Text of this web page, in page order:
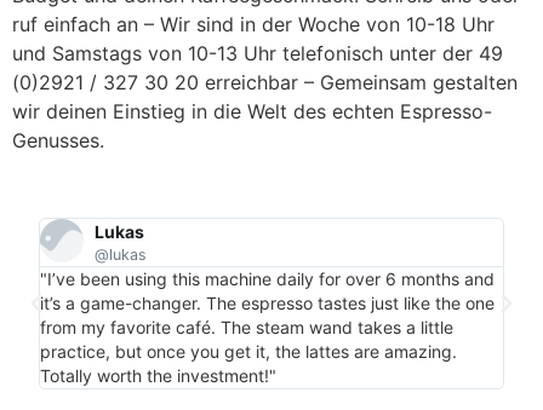
ruf einfach an – Wir sind in der Woche von 10-18 Uhr
und Samstags von 10-13 Uhr telefonisch unter der 49
(0)2921 / 327 30 20 erreichbar – Gemeinsam gestalten
wir deinen Einstieg in die Welt des echten Espresso-
Genusses.
Lukas
@lukas
"I’ve been using this machine daily for over 6 months and
it’s a game-changer. The espresso tastes just like the one
from my favorite café. The steam wand takes a little
practice, but once you get it, the lattes are amazing.
Totally worth the investment!"